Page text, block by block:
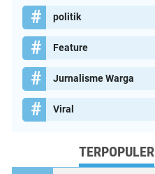
politik
Feature
Jurnalisme Warga
Viral
TERPOPULER